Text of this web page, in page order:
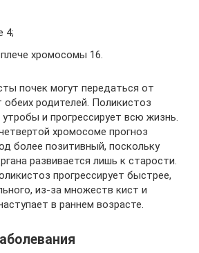
4;
хромосомы 16.
почек могут передаться от
обеих родителей. Поликистоз
и прогрессирует всю жизнь.
хромосоме прогноз
более позитивный, поскольку
развивается лишь к старости.
прогрессирует быстрее,
из-за множеств кист и
в раннем возрасте.